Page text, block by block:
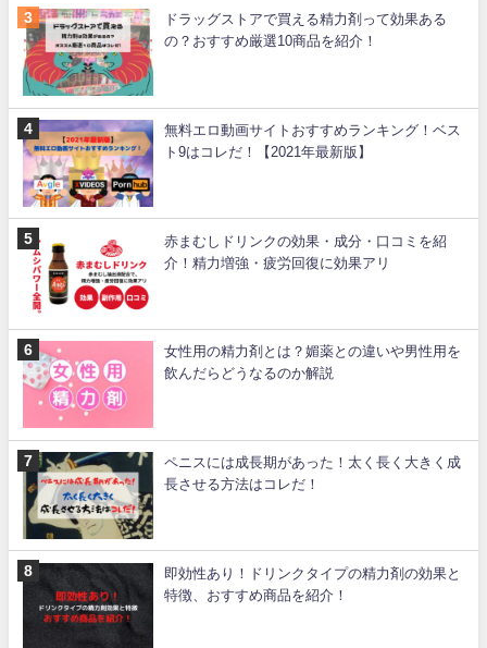
ドラッグストアで買える精力剤って効果ある
の？おすすめ厳選10商品を紹介！
無料エロ動画サイトおすすめランキング！ベス
ト9はコレだ！【2021年最新版】
赤まむしドリンクの効果・成分・口コミを紹
介！精力増強・疲労回復に効果アリ
女性用の精力剤とは？媚薬との違いや男性用を
飲んだらどうなるのか解説
ペニスには成長期があった！太く長く大きく成
長させる方法はコレだ！
即効性あり！ドリンクタイプの精力剤の効果と
特徴、おすすめ商品を紹介！